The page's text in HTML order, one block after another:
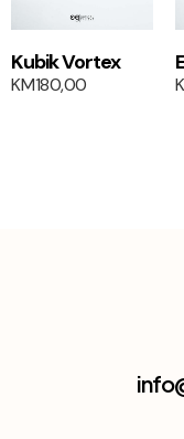
Kubik Vortex
KM180,00